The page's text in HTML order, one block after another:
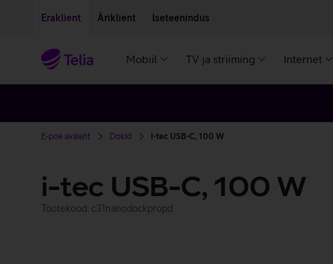
Eraklient Äriklient Iseteenindus
Mobiil TV ja striiming Internet
E-poe avaleht Dokid I-tec USB-C, 100 W
i-tec USB-C, 100 W
Tootekood: c31nanodockpropd